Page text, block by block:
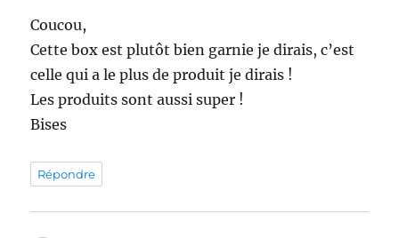
Coucou,
Cette box est plutôt bien garnie je dirais, c’est
celle qui a le plus de produit je dirais !
Les produits sont aussi super !
Bises
Répondre